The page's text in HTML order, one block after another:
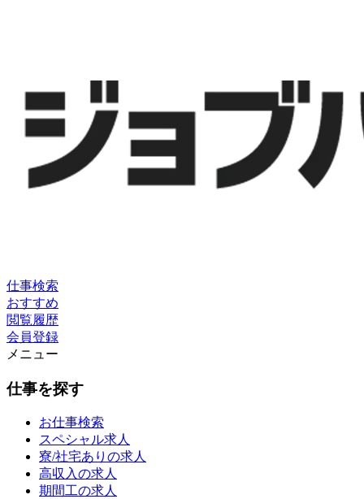
仕事検索
おすすめ
閲覧履歴
会員登録
メニュー
仕事を探す
お仕事検索
スペシャル求人
寮/社宅ありの求人
高収入の求人
期間工の求人